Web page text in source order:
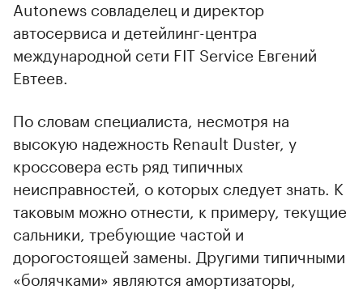
Autonews совладелец и директор
автосервиса и детейлинг-центра
международной сети FIT Service Евгений
Евтеев.
00:00 / 00:00
По словам специалиста, несмотря на
высокую надежность Renault Duster, у
кроссовера есть ряд типичных
неисправностей, о которых следует знать. К
таковым можно отнести, к примеру, текущие
сальники, требующие частой и
дорогостоящей замены. Другими типичными
«болячками» являются амортизаторы,